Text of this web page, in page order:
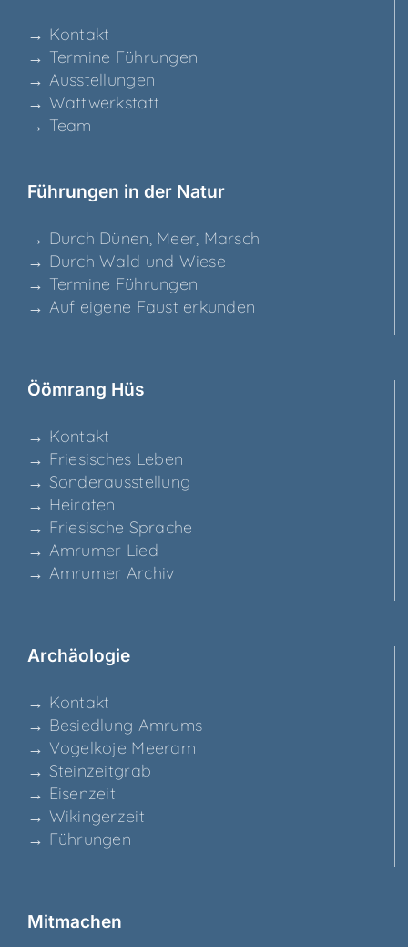
→ Kon­takt
→ Ter­mi­ne Führungen
→ Aus­stel­lun­gen
→ Watt­werk­statt
→ Team
Füh­run­gen in der Natur
→ Durch Dünen, Meer, Marsch
→ Durch Wald und Wiese
→ Ter­mi­ne Führungen
→ Auf eige­ne Faust erkunden
Ööm­rang Hüs
→ Kon­takt
→ Frie­si­sches Leben
→ Son­der­aus­stel­lung
→ Hei­ra­ten
→ Frie­si­sche Sprache
→ Amru­mer Lied
→ Amru­mer Archiv
Archäo­lo­gie
→ Kon­takt
→ Besied­lung Amrums
→ Vogel­ko­je Meeram
→ Stein­zeit­grab
→ Eisen­zeit
→ Wikin­ger­zeit
→ Füh­run­gen
Mit­ma­chen